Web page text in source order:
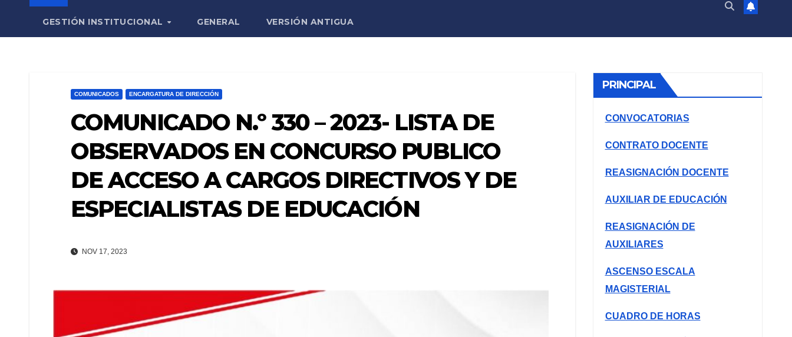
GESTIÓN INSTITUCIONAL GENERAL VERSIÓN ANTIGUA
COMUNICADOS ENCARGATURA DE DIRECCIÓN
COMUNICADO N.º 330 – 2023- LISTA DE
OBSERVADOS EN CONCURSO PUBLICO
DE ACCESO A CARGOS DIRECTIVOS Y DE
ESPECIALISTAS DE EDUCACIÓN
NOV 17, 2023
PRINCIPAL
CONVOCATORIAS
CONTRATO DOCENTE
REASIGNACIÓN DOCENTE
AUXILIAR DE EDUCACIÓN
REASIGNACIÓN DE
AUXILIARES
ASCENSO ESCALA
MAGISTERIAL
CUADRO DE HORAS